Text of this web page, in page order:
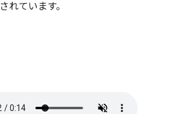
れています。